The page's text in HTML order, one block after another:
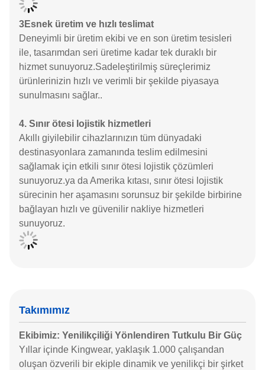
3Esnek üretim ve hızlı teslimat
Deneyimli bir üretim ekibi ve en son üretim tesisleri
ile, tasarımdan seri üretime kadar tek duraklı bir
hizmet sunuyoruz.Sadeleştirilmiş süreçlerimiz
ürünlerinizin hızlı ve verimli bir şekilde piyasaya
sunulmasını sağlar..
4. Sınır ötesi lojistik hizmetleri
Akıllı giyilebilir cihazlarınızın tüm dünyadaki
destinasyonlara zamanında teslim edilmesini
sağlamak için etkili sınır ötesi lojistik çözümleri
sunuyoruz.ya da Amerika kıtası, sınır ötesi lojistik
sürecinin her aşamasını sorunsuz bir şekilde birbirine
bağlayan hızlı ve güvenilir nakliye hizmetleri
sunuyoruz.
Takımımız
Ekibimiz: Yenilikçiliği Yönlendiren Tutkulu Bir Güç
Yıllar içinde Kingwear, yaklaşık 1.000 çalışandan
oluşan özverili bir ekiple dinamik ve yenilikçi bir şirket